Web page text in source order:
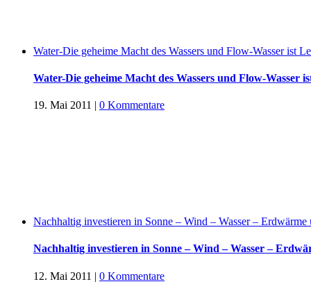
Water-Die geheime Macht des Wassers und Flow-Wasser ist
Water-Die geheime Macht des Wassers und Flow-Wasser
19. Mai 2011 | 0 Kommentare
Nachhaltig investieren in Sonne – Wind – Wasser – Erdwärme
Nachhaltig investieren in Sonne – Wind – Wasser –
12. Mai 2011 | 0 Kommentare